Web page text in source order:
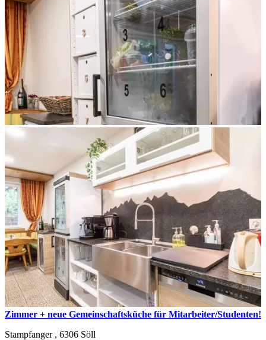
Zimmer + neue Gemeinschaftsküche für Mitarbeiter/Studenten!
Stampfanger , 6306 Söll